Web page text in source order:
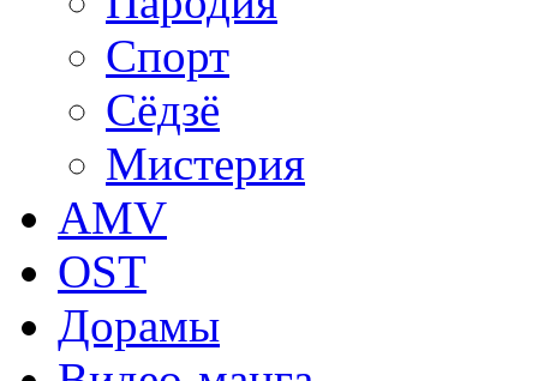
Спорт
Сёдзё
Мистерия
AMV
OST
Дорамы